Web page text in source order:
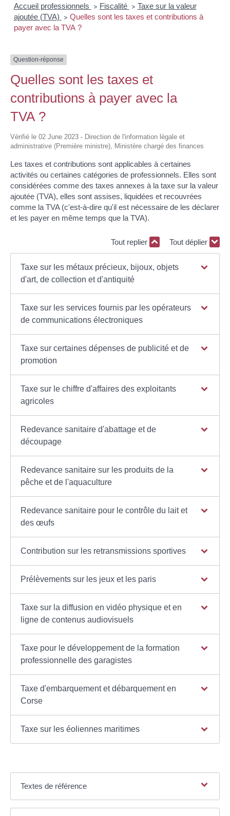
Accueil professionnels > Fiscalité > Taxe sur la valeur
ajoutée (TVA)
> Quelles sont les taxes et contributions à
payer avec la TVA ?
Question-réponse
Quelles sont les taxes et
contributions à payer avec la
TVA ?
Vérifié le 02 June 2023 - Direction de l'information légale et
administrative (Première ministre), Ministère chargé des finances
Les taxes et contributions sont applicables à certaines
activités ou certaines catégories de professionnels. Elles sont
considérées comme des taxes annexes à la taxe sur la valeur
ajoutée (TVA), elles sont assises, liquidées et recouvrées
comme la TVA (c'est-à-dire qu'il est nécessaire de les déclarer
et les payer en même temps que la TVA).
Tout replier Tout déplier
Taxe sur les métaux précieux, bijoux, objets
d'art, de collection et d'antiquité
Taxe sur les services fournis par les opérateurs
de communications électroniques
Taxe sur certaines dépenses de publicité et de
promotion
Taxe sur le chiffre d'affaires des exploitants
agricoles
Redevance sanitaire d'abattage et de
découpage
Redevance sanitaire sur les produits de la
pêche et de l'aquaculture
Redevance sanitaire pour le contrôle du lait et
des œufs
Contribution sur les retransmissions sportives
Prélèvements sur les jeux et les paris
Taxe sur la diffusion en vidéo physique et en
ligne de contenus audiovisuels
Taxe pour le développement de la formation
professionnelle des garagistes
Taxe d'embarquement et débarquement en
Corse
Taxe sur les éoliennes maritimes
Textes de référence